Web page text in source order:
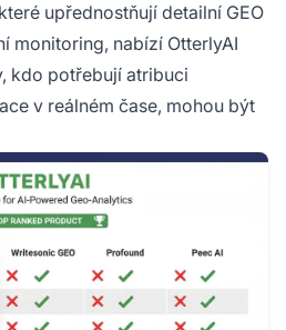
upřednostňují detailní GEO
monitoring, nabízí OtterlyAI
kdo potřebují atribuci
v reálném čase, mohou být